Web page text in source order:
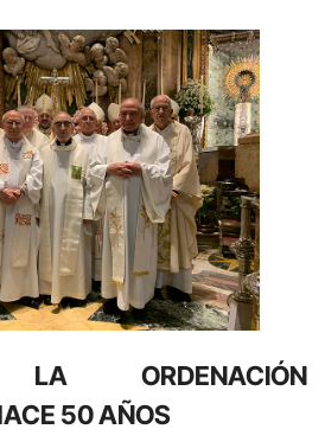
LA ORDENACIÓN
50 AÑOS